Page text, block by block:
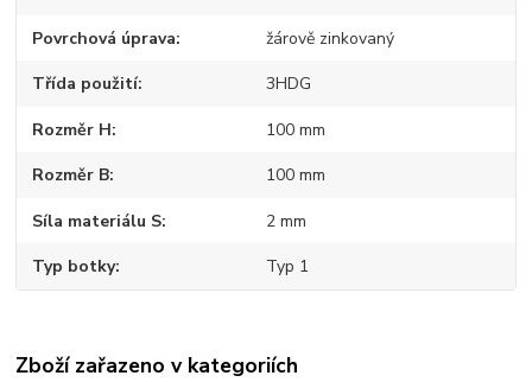
Povrchová úprava žárově zinkovaný
Třída použití 3HDG
Rozměr H 100 mm
Rozměr B 100 mm
Síla materiálu S 2 mm
Typ botky Typ 1
Zboží zařazeno v kategoriích